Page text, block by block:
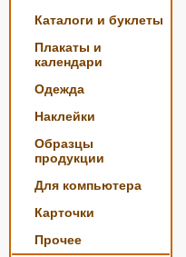
Каталоги и буклеты
Плакаты и
календари
Одежда
Наклейки
Образцы
продукции
Для компьютера
Карточки
Прочее